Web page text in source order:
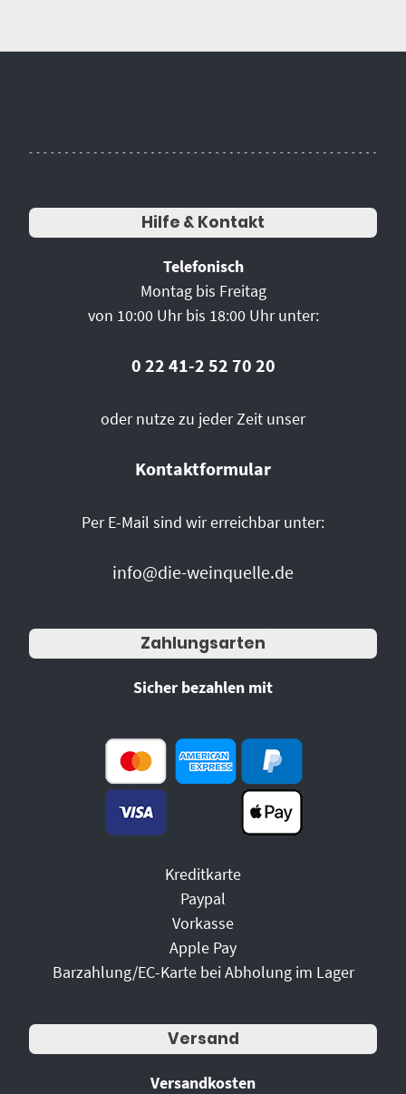
Hilfe & Kontakt
Telefonisch
Montag bis Freitag
von 10:00 Uhr bis 18:00 Uhr unter:
0 22 41-2 52 70 20
oder nutze zu jeder Zeit unser
Kontaktformular
Per E-Mail sind wir erreichbar unter:
info@die-weinquelle.de
Zahlungsarten
Sicher bezahlen mit
Kreditkarte
Paypal
Vorkasse
Apple Pay
Barzahlung/EC-Karte bei Abholung im Lager
Versand
Versandkosten